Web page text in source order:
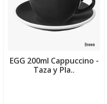
EGG 200ml Cappuccino -
Taza y Pla..